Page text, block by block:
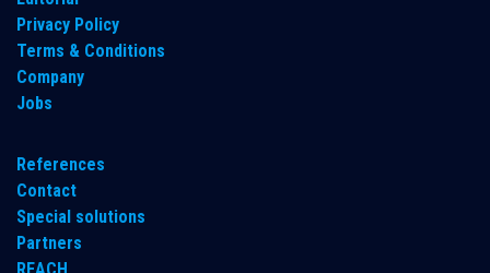
Privacy Policy
Terms & Conditions
Company
Jobs
References
Contact
Special solutions
Partners